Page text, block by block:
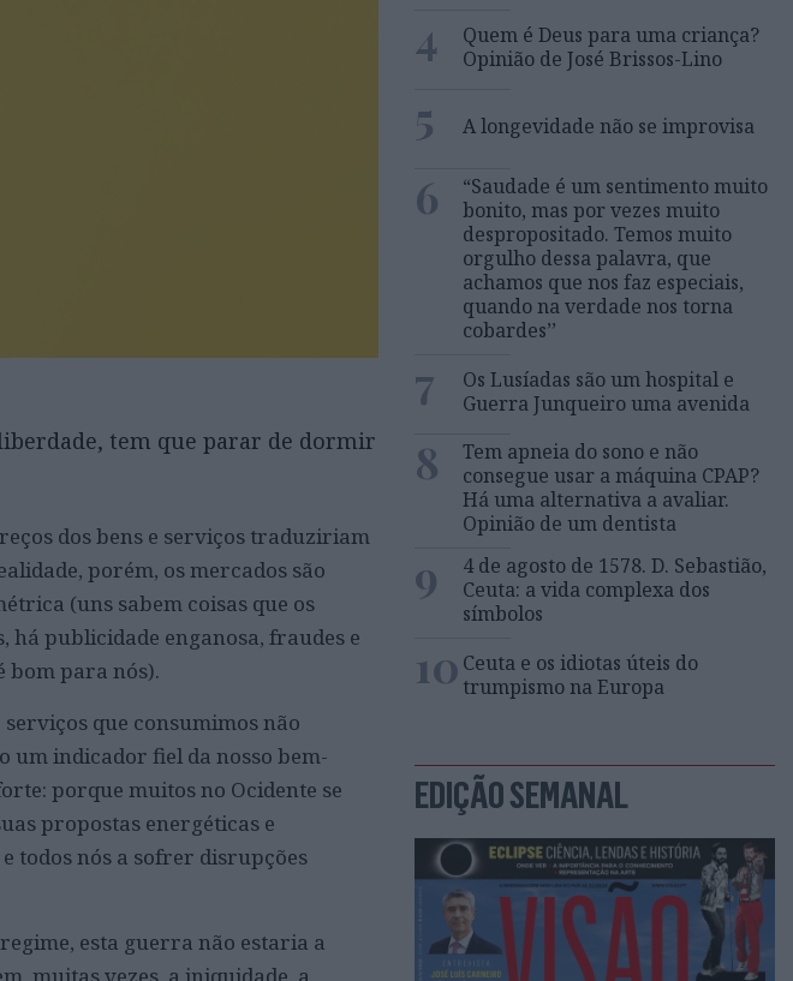
tem que parar de dormir
dos bens e serviços traduziriam
porém, os mercados são
(uns sabem coisas que os
há publicidade enganosa, fraudes e
bom para nós).
que consumimos não
um indicador fiel da nosso bem-
porque muitos no Ocidente se
propostas energéticas e
todos nós a sofrer disrupções
esta guerra não estaria a
muitas vezes, a iniquidade, a
4
Quem é Deus para uma criança?
Opinião de José Brissos-Lino
5 A longevidade não se improvisa
6
“Saudade é um sentimento muito
bonito, mas por vezes muito
despropositado. Temos muito
orgulho dessa palavra, que
achamos que nos faz especiais,
quando na verdade nos torna
cobardes’’
7
Os Lusíadas são um hospital e
Guerra Junqueiro uma avenida
8
Tem apneia do sono e não
consegue usar a máquina CPAP?
Há uma alternativa a avaliar.
Opinião de um dentista
9
4 de agosto de 1578. D. Sebastião,
Ceuta: a vida complexa dos
símbolos
10 Ceuta e os idiotas úteis do
trumpismo na Europa
EDIÇÃO SEMANAL